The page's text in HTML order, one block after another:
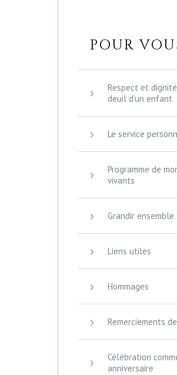
POUR
Respect et
deuil d'un enfant
Le service
Programme de
vivants
Grandir ensemble
Liens utiles
Hommages
Remerciements
Célébration
anniversaire